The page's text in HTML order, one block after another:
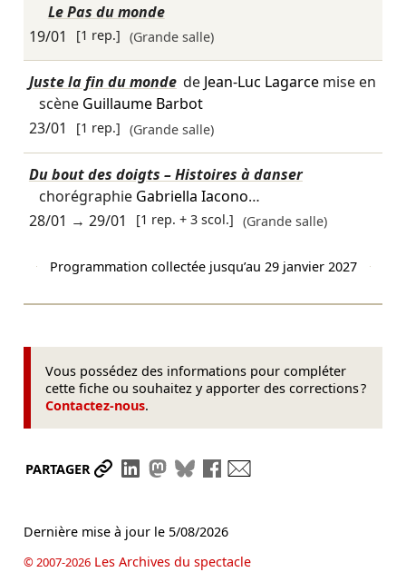
Le Pas du monde
19/01
[1 rep.] (Grande salle)
Juste la fin du monde de Jean-Luc Lagarcemise en
scène Guillaume Barbot
23/01
[1 rep.] (Grande salle)
Du bout des doigts – Histoires à danser
chorégraphie Gabriella Iacono…
28/01 → 29/01 [1 rep. + 3 scol.] (Grande salle)
Programmation collectée jusqu’au 29 janvier 2027
Vous possédez des informations pour compléter
cette fiche ou souhaitez y apporter des corrections ?
Contactez-nous.
PARTAGER Partager le lien
Partager sur LinkedIn
Partager sur Mastodon
Partager sur Bluesky
Partager sur Facebook
Dernière mise à jour le 5/08/2026
© 2007-2026Les Archives du spectacle